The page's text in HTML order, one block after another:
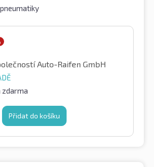
Auto-Raifen GmbH
zdarma
Přidat do košíku